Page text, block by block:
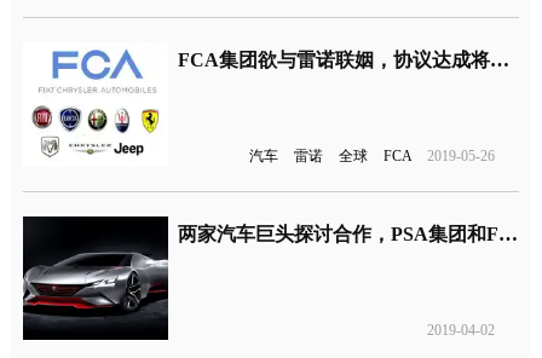
FCA集团欲与雷诺联姻，协议达成将成为全球最大汽车制造联盟
汽车 雷诺 全球 FCA 2019-05-26
两家汽车巨头探讨合作，PSA集团和FCA集团有望合作生产电动车
2019-04-02